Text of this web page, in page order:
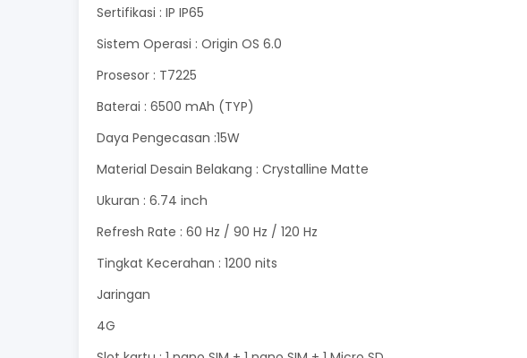
Sertifikasi : IP IP65
Sistem Operasi : Origin OS 6.0
Prosesor : T7225
Baterai : 6500 mAh (TYP)
Daya Pengecasan :15W
Material Desain Belakang : Crystalline Matte
Ukuran : 6.74 inch
Refresh Rate : 60 Hz / 90 Hz / 120 Hz
Tingkat Kecerahan : 1200 nits
Jaringan
4G